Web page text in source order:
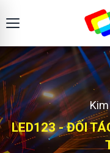
2.000+
KIM NGÂN -